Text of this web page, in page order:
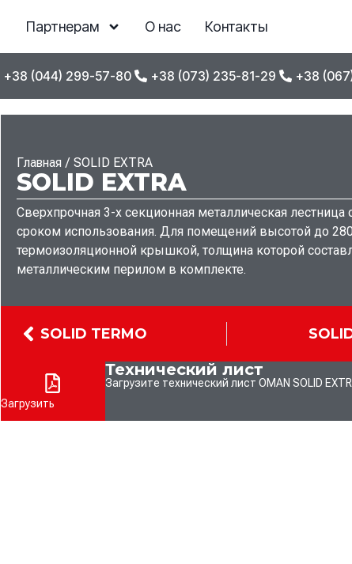
Партнерам О нас Контакты
+38 (044) 299-57-80 +38 (073) 235-81-29 +38
Главная / SOLID EXTRA
SOLID EXTRA
Сверхпрочная 3-х секционная металлическая
сроком использования. Для помещений высотой до
термоизоляционной крышкой, толщина которой
металлическим перилом в комплекте.
SOLID TERMO
Загрузить
Технический лист
Загрузите технический лист OMAN SOLID